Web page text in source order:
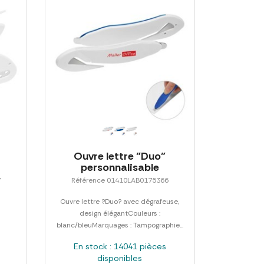
Ouvre lettre "Duo"
personnalisable
Référence 01410LAB0175366
Ouvre lettre ?Duo? avec dégrafeuse,
design élégantCouleurs :
blanc/bleuMarquages : Tampographie...
En stock : 14041 pièces
disponibles